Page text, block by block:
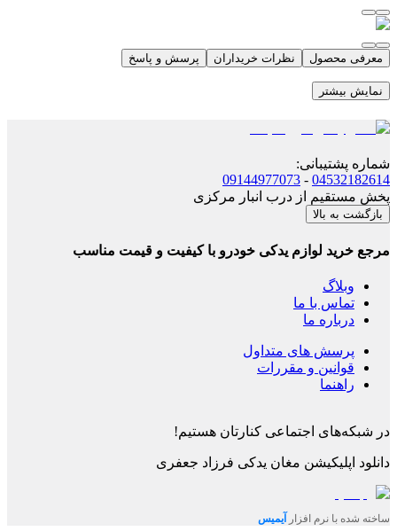
معرفی محصول نظرات خریداران پرسش و پاسخ
نمایش بیشتر
شماره پشتیبانی:
04532182614
-
09144977073
پخش مستقیم از درب انبار مرکزی
بازگشت به بالا
مرجع خرید لوازم یدکی خودرو با کیفیت و قیمت مناسب
وبلاگ
تماس با ما
درباره ما
پرسش های متداول
قوانین و مقررات
راهنما
در شبکه‌های اجتماعی کنارتان هستیم!
دانلود اپلیکیشن مغان یدکی فرزاد جعفری
ساخته شده با نرم افزار آیمیس